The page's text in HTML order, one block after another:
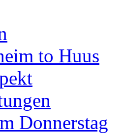
to Huus
Donnerstag